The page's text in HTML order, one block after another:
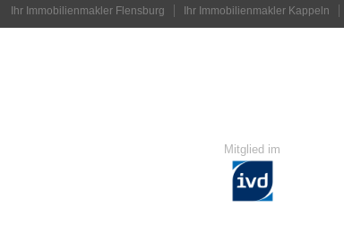
Ihr Immobilienmakler Flensburg Ihr Immobilienmakler Kappeln
Mitglied im